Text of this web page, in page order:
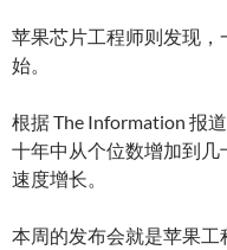
苹果芯片工程师则发现
始。
根据 The Information 报
十年中从个位数增加到
速度增长。
本周的发布会就是苹果